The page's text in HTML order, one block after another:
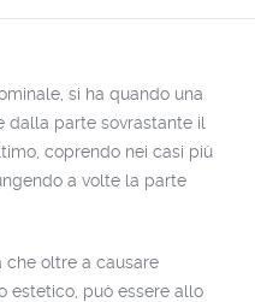
si ha quando una
dalla parte sovrastante il
coprendo nei casi più
a volte la parte
che oltre a causare
estetico, può essere allo